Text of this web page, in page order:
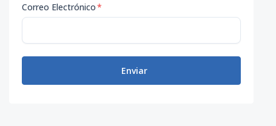
Correo Electrónico*
Enviar